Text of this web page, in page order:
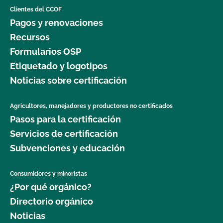
¿No tiene una cuenta MyCCOF? Solicite una
nuestrovídeo de formación
eliminar materiales en MyCCOF para obtener más
TODOS MATERIALES E INSUMOS
MYCCOF
CCOF y pagar en línea?
¿Ofrece el CCOF servicios en línea?
Clientes del CCOF
Pagos y renovaciones
Recursos
Formularios OSP
Etiquetado y logotipos
Noticias sobre certificación
Agricultores, manejadores y productores no certificados
Pasos para la certificación
Servicios de certificación
Subvenciones y educación
Consumidores y minoristas
¿Por qué orgánico?
Directorio orgánico
Noticias